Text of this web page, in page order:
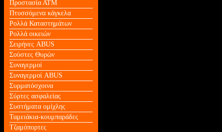
Προστασία ΑΤΜ
Πτυσσόμενα κάγκελα
Ρολλά Καταστημάτων
Ρολλά οικειών
Σειρήνες ABUS
Σούστες Θυρών
Συναγερμοί
Συναγερμοί ABUS
Συρματόσχοινα
Σύρτες ασφαλείας
Συστήματα ομίχλης
Ταμειάκια-κουμπαράδες
Τζαμόπορτες